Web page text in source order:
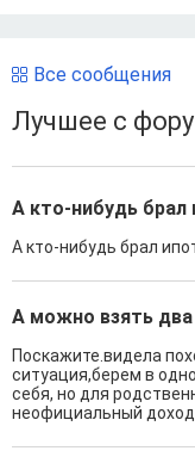
Все сообщения
Лучшее с
А кто-нибудь брал
А кто-нибудь брал
А можно взять
Поскажите.видела
ситуация,берем в
себя, но для
неофициальный